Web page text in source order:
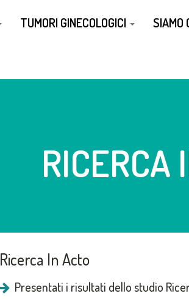
TUMORI GINECOLOGICI SIAMO
RICERCA
Ricerca In Acto
Presentati i risultati dello studio